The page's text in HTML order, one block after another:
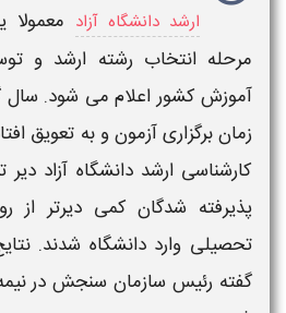
ارشد دانشگاه آزاد
مرحله انتخاب رشته ارشد و
آموزش کشوراعلام می شود. سال
زمانبرگزاری آزمون و به تعویق
کارشناسی ارشد دانشگاه آزاد دیر
پذیرفته شدگان کمی دیرتر از
تحصیلی وارددانشگاه شدند.
گفته رئیس سازمان سنجش در